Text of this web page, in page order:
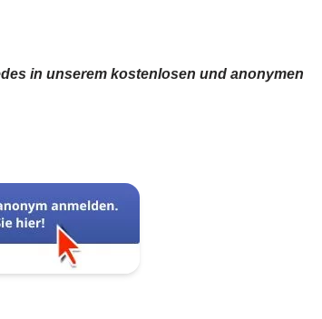
in unserem kostenlosen und anonymen